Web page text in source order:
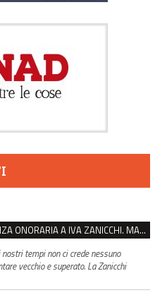
VENTASSO, SÌ ALLA CITTADINANZA ONORARIA A IVA ZANICCHI. MA BARGIACCHI: “È DI PESSIMO GUSTO”
tempi non ci crede nessuno
vecchio e superato. La Zanicchi